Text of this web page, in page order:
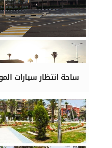
ساحة انتظار سيارات